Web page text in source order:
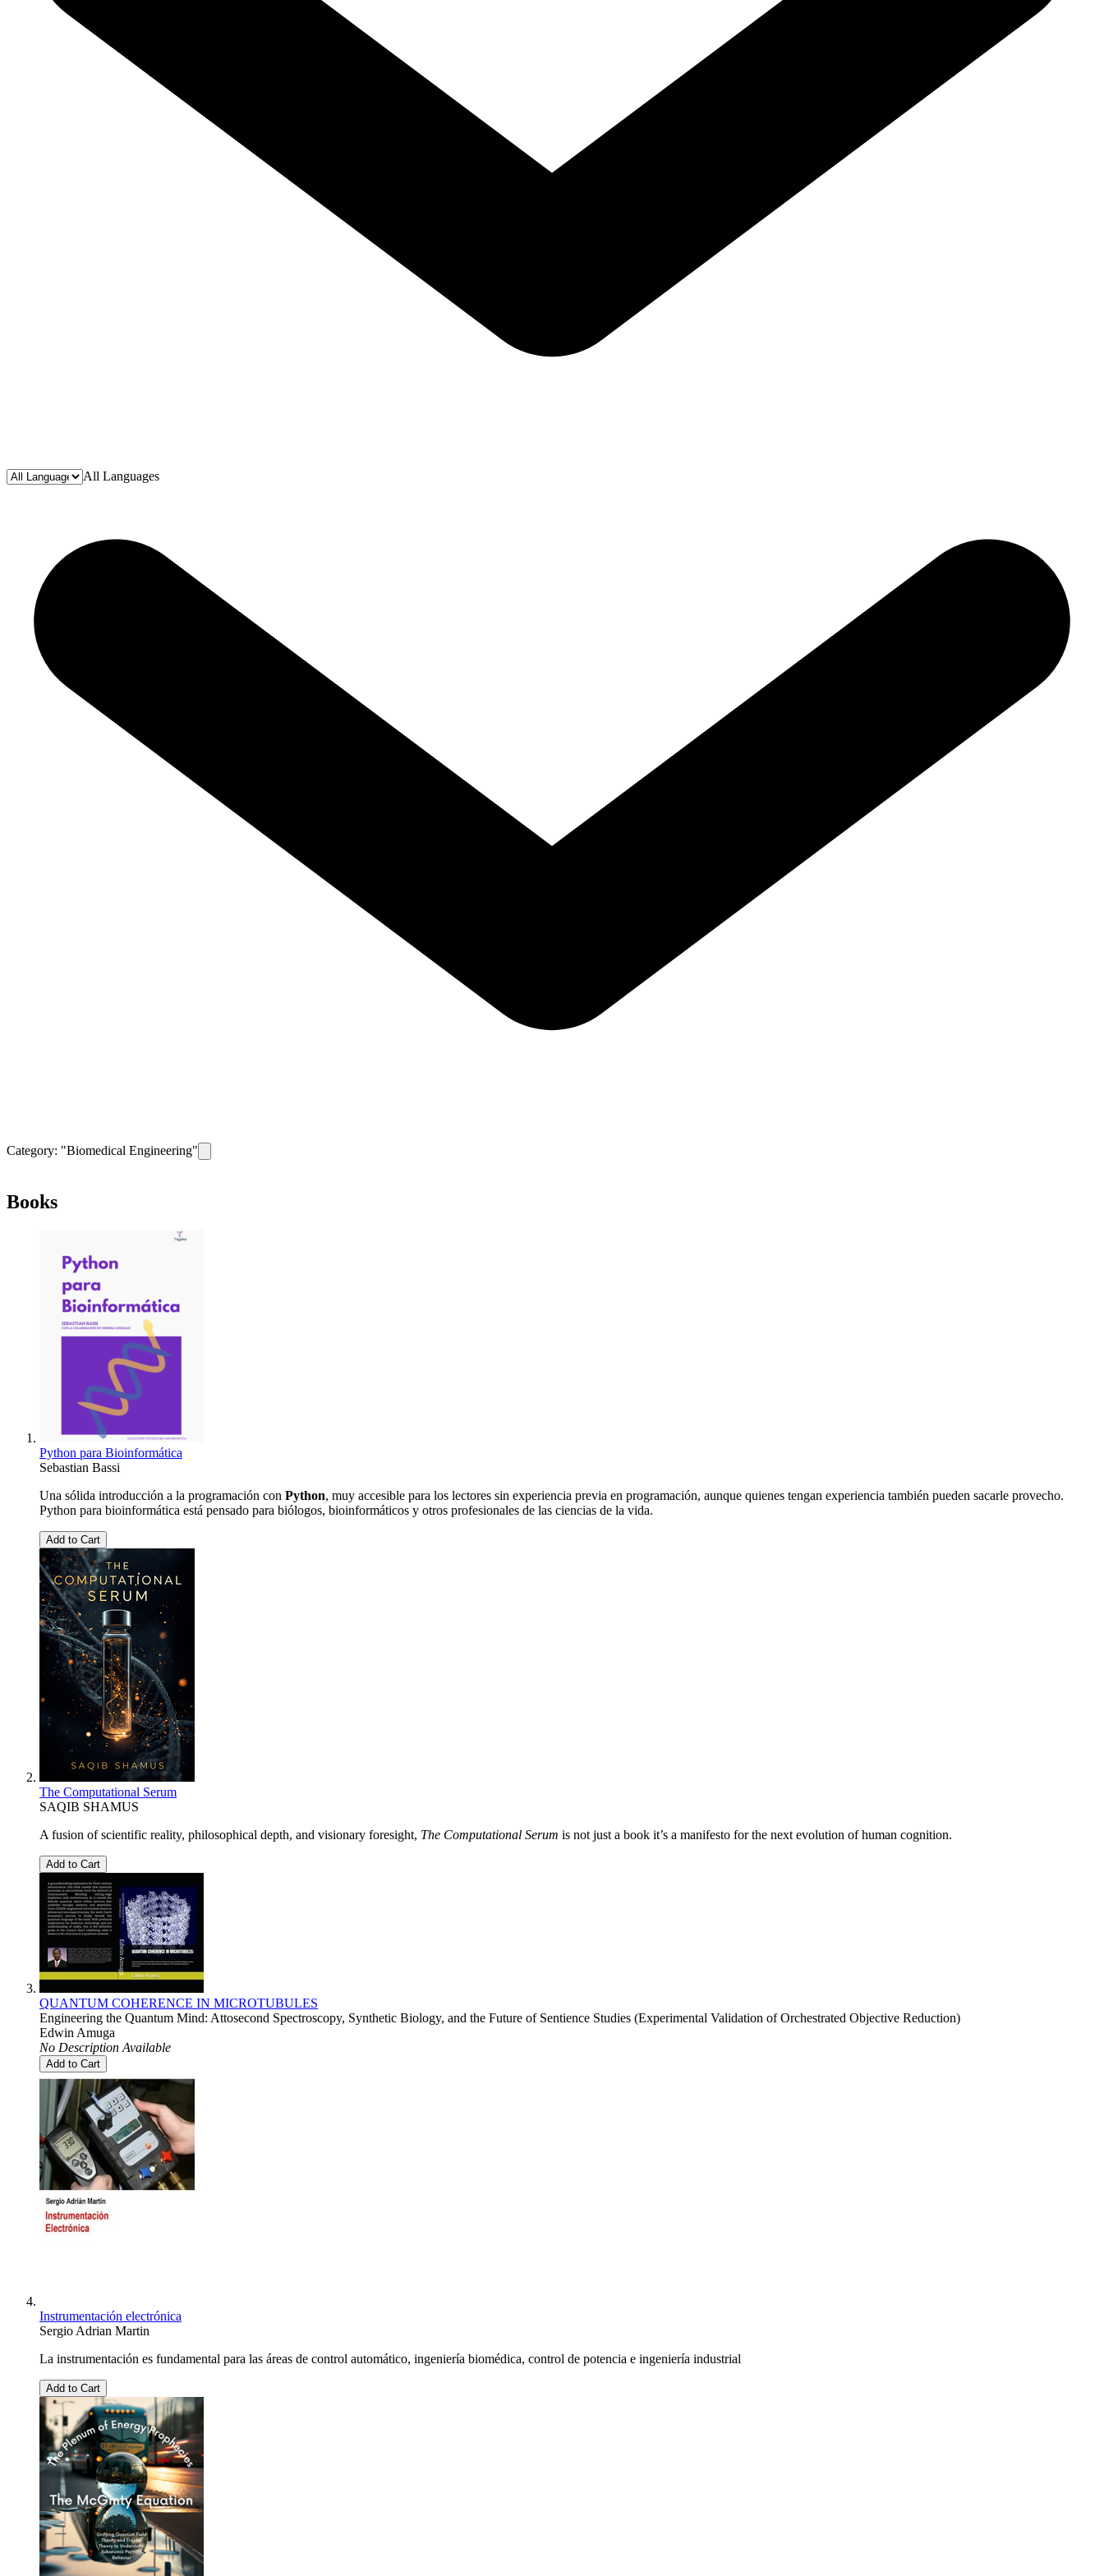
All Languages
Category: "Biomedical Engineering"
Books
Python para Bioinformática
Sebastian Bassi
Una sólida introducción a la programación con Python, muy accesible para los lectores sin experiencia previa en programación, aunque quienes tengan experiencia también pueden sacarle provecho.
Python para bioinformática está pensado para biólogos, bioinformáticos y otros profesionales de las ciencias de la vida.
Add to Cart
The Computational Serum
SAQIB SHAMUS
A fusion of scientific reality, philosophical depth, and visionary foresight, The Computational Serum is not just a book it’s a manifesto for the next evolution of human cognition.
Add to Cart
QUANTUM COHERENCE IN MICROTUBULES
Engineering the Quantum Mind: Attosecond Spectroscopy, Synthetic Biology, and the Future of Sentience Studies (Experimental Validation of Orchestrated Objective Reduction)
Edwin Amuga
No Description Available
Add to Cart
Instrumentación electrónica
Sergio Adrian Martin
La instrumentación es fundamental para las áreas de control automático, ingeniería biomédica, control de potencia e ingeniería industrial
Add to Cart